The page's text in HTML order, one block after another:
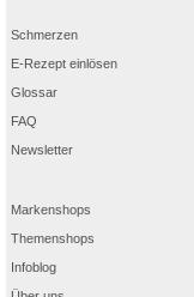
Schmerzen
E-Rezept einlösen
Glossar
FAQ
Newsletter
Markenshops
Themenshops
Infoblog